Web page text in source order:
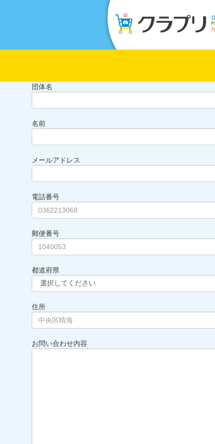
団体名
名前
メールアドレス
電話番号
郵便番号
都道府県
住所
お問い合わせ内容